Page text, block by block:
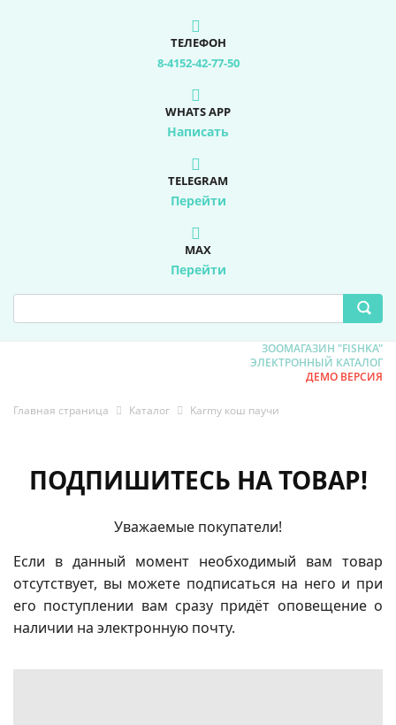
ТЕЛЕФОН
8-4152-42-77-50
WHATS APP
Написать
TELEGRAM
Перейти
MAX
Перейти
ЗООМАГАЗИН "FISHKA"
ЭЛЕКТРОННЫЙ КАТАЛОГ
ДЕМО ВЕРСИЯ
Главная страница Каталог Karmy кош паучи
ПОДПИШИТЕСЬ НА ТОВАР!
Уважаемые покупатели!
Если в данный момент необходимый вам товар
отсутствует, вы можете подписаться на него и при
его поступлении вам сразу придёт оповещение о
наличии на электронную почту.